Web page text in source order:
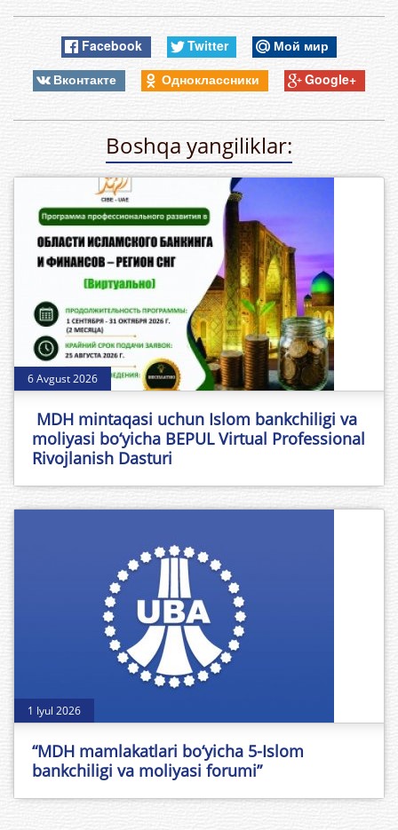
Facebook Twitter
Мой мир
Вконтакте
Одноклассники Google+
Boshqa yangiliklar:
6 Avgust 2026
MDH mintaqasi uchun Islom bankchiligi va
moliyasi bo‘yicha BEPUL Virtual Professional
Rivojlanish Dasturi
1 Iyul 2026
“MDH mamlakatlari bo‘yicha 5-Islom
bankchiligi va moliyasi forumi”